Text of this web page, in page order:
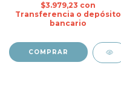
$3.979,23 con
Transferencia o depósito
bancario